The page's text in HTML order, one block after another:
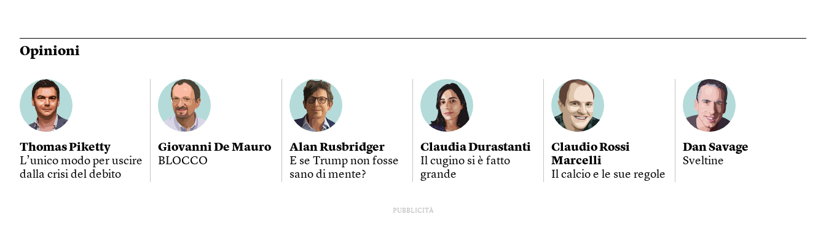
Opinioni
Thomas Piketty
L’unico modo per uscire
dalla crisi del debito
Giovanni De Mauro
BLOCCO
Alan Rusbridger
E se Trump non fosse
sano di mente?
Claudia Durastanti
Il cugino si è fatto
grande
Claudio Rossi
Marcelli
Il calcio e le sue regole
Dan Savage
Sveltine
PUBBLICITÀ